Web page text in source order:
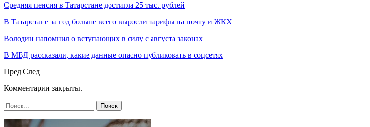
Средняя пенсия в Татарстане достигла 25 тыс. рублей
В Татарстане за год больше всего выросли тарифы на почту и ЖКХ
Володин напомнил о вступающих в силу с августа законах
В МВД рассказали, какие данные опасно публиковать в соцсетях
Пред След
Комментарии закрыты.